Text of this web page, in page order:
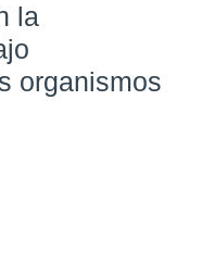
la
organismos